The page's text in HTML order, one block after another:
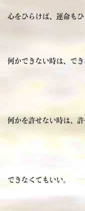
心をひらけば、運命もひ
何かできない時は、でき
何かを許せない時は、許
できなくてもいい。